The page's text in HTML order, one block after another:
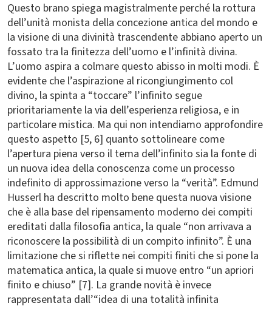
Questo brano spiega magistralmente perché la rottura
dell’unità monista della concezione antica del mondo e
la visione di una divinità trascendente abbiano aperto un
fossato tra la finitezza dell’uomo e l’infinità divina.
L’uomo aspira a colmare questo abisso in molti modi. È
evidente che l’aspirazione al ricongiungimento col
divino, la spinta a “toccare” l’infinito segue
prioritariamente la via dell’esperienza religiosa, e in
particolare mistica. Ma qui non intendiamo approfondire
questo aspetto [5, 6] quanto sottolineare come
l’apertura piena verso il tema dell’infinito sia la fonte di
un nuova idea della conoscenza come un processo
indefinito di approssimazione verso la “verità”. Edmund
Husserl ha descritto molto bene questa nuova visione
che è alla base del ripensamento moderno dei compiti
ereditati dalla filosofia antica, la quale “non arrivava a
riconoscere la possibilità di un compito infinito”. È una
limitazione che si riflette nei compiti finiti che si pone la
matematica antica, la quale si muove entro “un apriori
finito e chiuso” [7]. La grande novità è invece
rappresentata dall’“idea di una totalità infinita